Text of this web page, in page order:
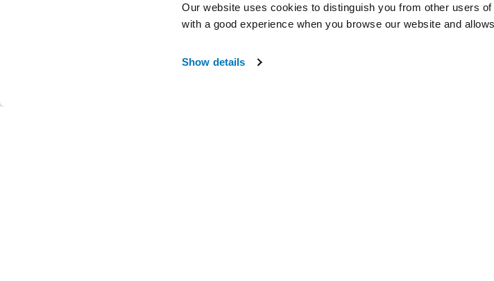
Our website uses cookies to distinguish you from other users
with a good experience when you browse our website and
Show details